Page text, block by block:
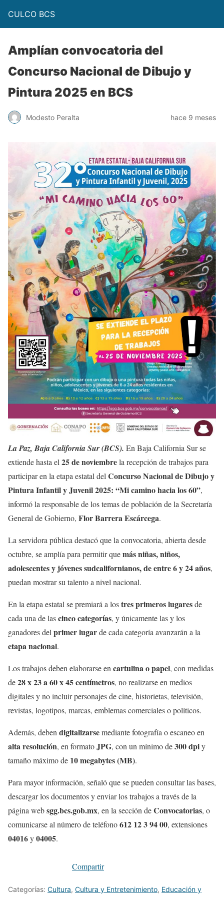
CULCO BCS
Amplían convocatoria del
Concurso Nacional de Dibujo y
Pintura 2025 en BCS
Modesto Peralta hace 9 meses
La Paz, Baja California Sur (BCS). En Baja California Sur se
extiende hasta el 25 de noviembrela recepción de trabajos para
participar en la etapa estatal del Concurso Nacional de Dibujo y
Pintura Infantil y Juvenil 2025: “Mi camino hacia los 60”,
informó la responsable de los temas de población de la Secretaría
General de Gobierno, Flor Barrera Escárcega.
La servidora pública destacó que la convocatoria, abierta desde
octubre, se amplía para permitir quemás niñas, niños,
adolescentes y jóvenes sudcalifornianos, de entre 6 y 24 años,
puedan mostrar su talento a nivel nacional.
En la etapa estatal se premiará a lostres primeros lugaresde
cada una de lascinco categorías, y únicamente las y los
ganadores del primer lugarde cada categoría avanzarán a la
etapa nacional.
Los trabajos deben elaborarse en cartulina o papel, con medidas
de28 x 23 a 60 x 45 centímetros, no realizarse en medios
digitales y no incluir personajes de cine, historietas, televisión,
revistas, logotipos, marcas, emblemas comerciales o políticos.
Además, deben digitalizarsemediante fotografía o escaneo en
alta resolución, en formatoJPG, con un mínimo de300 dpiy
tamaño máximo de 10 megabytes (MB).
Para mayor información, señaló que se pueden consultar las bases,
descargar los documentos y enviar los trabajos a través de la
página websgg.bcs.gob.mx, en la sección deConvocatorias, o
comunicarse al número de teléfono612 12 3 94 00, extensiones
04016y04005.
Compartir
Categorías: Cultura, Cultura y Entretenimiento, Educación y